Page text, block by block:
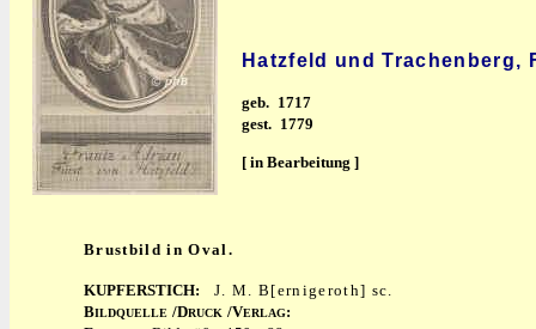
Hatzfeld und Trachenberg,
geb. 1717
gest. 1779
[ in Bearbeitung ]
Brustbild in Oval.
KUPFERSTICH:
J. M. B[ernigeroth] sc.
BILDQUELLE /DRUCK /VERLAG: